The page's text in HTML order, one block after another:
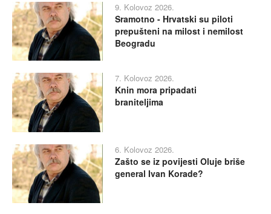
9. Kolovoz 2026.
Sramotno - Hrvatski su piloti
prepušteni na milost i nemilost
Beogradu
7. Kolovoz 2026.
Knin mora pripadati
braniteljima
6. Kolovoz 2026.
Zašto se iz povijesti Oluje briše
general Ivan Korade?